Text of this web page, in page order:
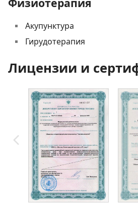
Акупунктура
Гирудотерапия
Лицензии и